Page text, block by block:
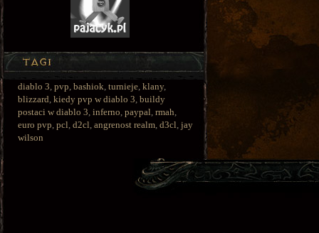
diablo 3, pvp, bashiok, turnieje, klany,
blizzard, kiedy pvp w diablo 3, buildy
postaci w diablo 3, inferno, paypal, rmah,
euro pvp, pcl, d2cl, angrenost realm, d3cl, jay
wilson